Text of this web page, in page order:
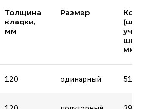
Толщина
кладки,
мм
Размер
мм
120 одинарный 51